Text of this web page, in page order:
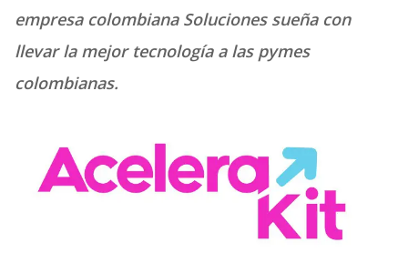
empresa colombiana Soluciones sueña con
llevar la mejor tecnología a las pymes
colombianas.